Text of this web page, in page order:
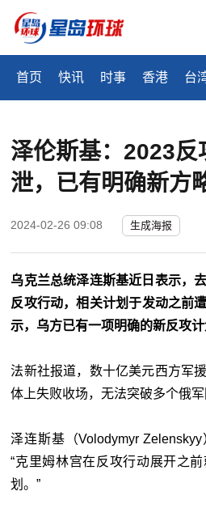
首页 快讯 时事 香港 台
泽伦斯基：2023反
泄，已有明确新方
2024-02-26 09:08 生成海报
乌克兰总统泽连斯基近日表示，
反攻行动，相关计划于发动之前
示，乌方已有一项明确的新反攻
法新社报道，数十亿美元西方军
体上失败收场，无法突破多个俄军
泽连斯基（Volodymyr Zelenskyy
“克里姆林宫在反攻行动展开之
划。”